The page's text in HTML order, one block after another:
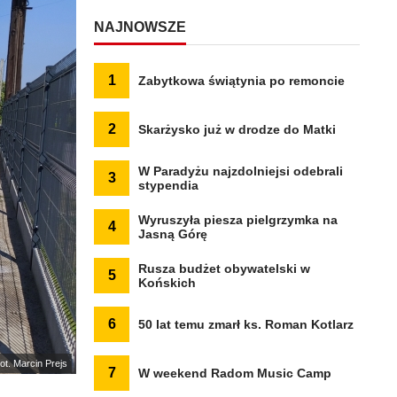
Marcin Prejs
NAJNOWSZE
1 Zabytkowa świątynia po remoncie
2 Skarżysko już w drodze do Matki
3
W Paradyżu najzdolniejsi odebrali
stypendia
4
Wyruszyła piesza pielgrzymka na
Jasną Górę
5
Rusza budżet obywatelski w
Końskich
6 50 lat temu zmarł ks. Roman Kotlarz
7 W weekend Radom Music Camp